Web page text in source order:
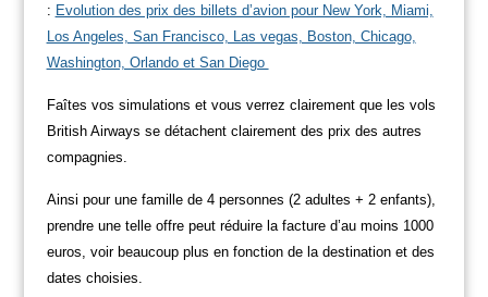
: Evolution des prix des billets d’avion pour New York, Miami,
Los Angeles, San Francisco, Las vegas, Boston, Chicago,
Washington, Orlando et San Diego
Faîtes vos simulations et vous verrez clairement que les vols
British Airways se détachent clairement des prix des autres
compagnies.
Ainsi pour une famille de 4 personnes (2 adultes + 2 enfants),
prendre une telle offre peut réduire la facture d’au moins 1000
euros, voir beaucoup plus en fonction de la destination et des
dates choisies.